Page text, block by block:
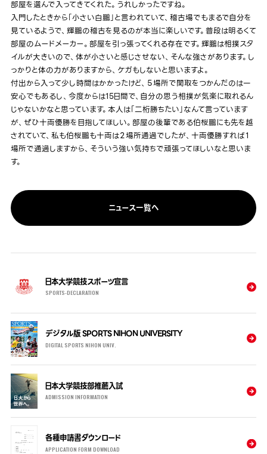
部屋を選んで入ってきてくれた。うれしかったですね。
入門したときから「小さい白鵬」と言われていて、稽古場でもまるで自分を
見ているようで、輝鵬の稽古を見るのが本当に楽しいです。普段は明るくて
部屋のムードメーカー。部屋を引っ張ってくれる存在です。輝鵬は相撲スタ
イルが大きいので、体が小さいと感じさせない、そんな強さがあります。し
っかりと体の力がありますから、ケガもしないと思いますよ。
付出から入って少し時間はかかったけど、５場所で関取をつかんだのは一
安心でもあるし、今度からは15日間で、自分の思う相撲が気楽に取れるん
じゃないかなと思っています。本人は「二桁勝ちたい」なんて言っています
が、ぜひ十両優勝を目指してほしい。部屋の後輩である伯桜鵬にも先を越
されていて、私も伯桜鵬も十両は２場所通過でしたが、十両優勝すれば１
場所で通過しますから、そういう強い気持ちで頑張ってほしいなと思いま
す。
ニュース一覧へ
日本大学競技スポーツ宣言
SPORTS-DECLARATION
デジタル版 SPORTS NIHON UNIVERSITY
DIGITAL SPORTS NIHON UNIV.
日本大学競技部推薦入試
ADMISSION INFORMATION
各種申請書ダウンロード
APPLICATION FORM DOWNLOAD